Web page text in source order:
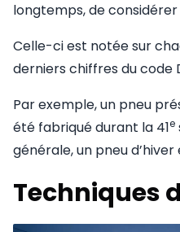
longtemps, de
Celle-ci est notée sur
derniers chiffres du code
Par exemple, un pneu
été fabriqué durant la 41e
générale, un pneu
Techniques